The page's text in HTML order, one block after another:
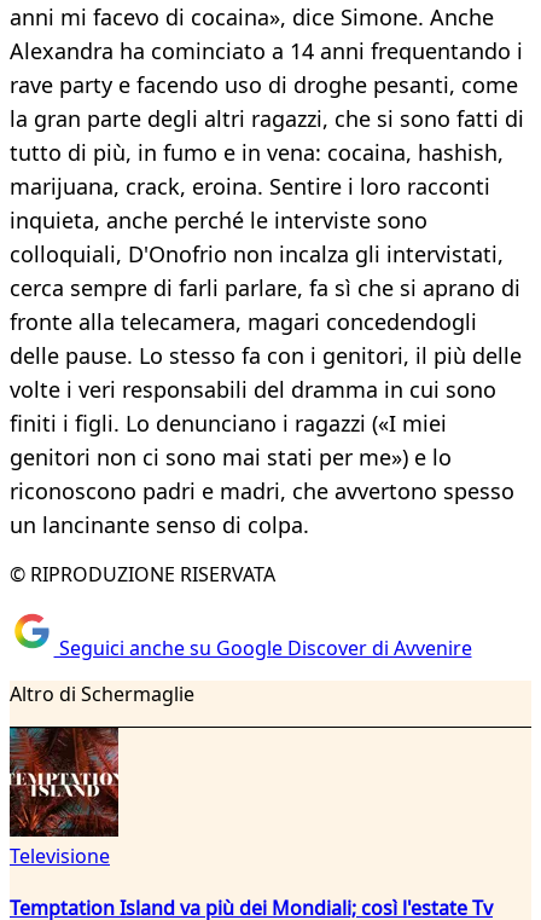
anni mi facevo di cocaina», dice Simone. Anche
Alexandra ha cominciato a 14 anni frequentando i
rave party e facendo uso di droghe pesanti, come
la gran parte degli altri ragazzi, che si sono fatti di
tutto di più, in fumo e in vena: cocaina, hashish,
marijuana, crack, eroina. Sentire i loro racconti
inquieta, anche perché le interviste sono
colloquiali, D'Onofrio non incalza gli intervistati,
cerca sempre di farli parlare, fa sì che si aprano di
fronte alla telecamera, magari concedendogli
delle pause. Lo stesso fa con i genitori, il più delle
volte i veri responsabili del dramma in cui sono
finiti i figli. Lo denunciano i ragazzi («I miei
genitori non ci sono mai stati per me») e lo
riconoscono padri e madri, che avvertono spesso
un lancinante senso di colpa.
© RIPRODUZIONE RISERVATA
Seguici anche su Google Discover di Avvenire
Altro di Schermaglie
Televisione
Temptation Island va più dei Mondiali; così l'estate Tv